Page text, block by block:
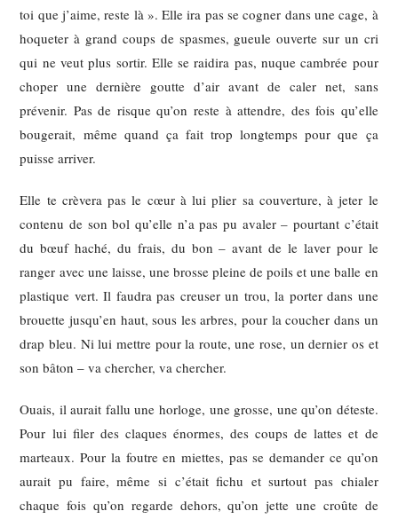
toi que j’aime, reste là ». Elle ira pas se cogner dans une cage, à
hoqueter à grand coups de spasmes, gueule ouverte sur un cri
qui ne veut plus sortir. Elle se raidira pas, nuque cambrée pour
choper une dernière goutte d’air avant de caler net, sans
prévenir. Pas de risque qu’on reste à attendre, des fois qu’elle
bougerait, même quand ça fait trop longtemps pour que ça
puisse arriver.
Elle te crèvera pas le cœur à lui plier sa couverture, à jeter le
contenu de son bol qu’elle n’a pas pu avaler – pourtant c’était
du bœuf haché, du frais, du bon – avant de le laver pour le
ranger avec une laisse, une brosse pleine de poils et une balle en
plastique vert. Il faudra pas creuser un trou, la porter dans une
brouette jusqu’en haut, sous les arbres, pour la coucher dans un
drap bleu. Ni lui mettre pour la route, une rose, un dernier os et
son bâton – va chercher, va chercher.
Ouais, il aurait fallu une horloge, une grosse, une qu’on déteste.
Pour lui filer des claques énormes, des coups de lattes et de
marteaux. Pour la foutre en miettes, pas se demander ce qu’on
aurait pu faire, même si c’était fichu et surtout pas chialer
chaque fois qu’on regarde dehors, qu’on jette une croûte de